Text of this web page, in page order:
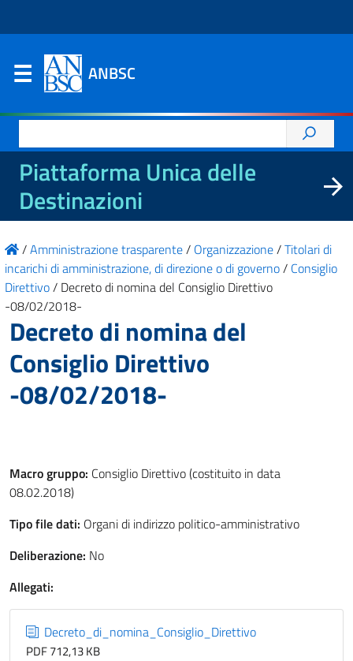
ANBSC
per:
Piattaforma Unica delle
Destinazioni
/Amministrazione trasparente/ Organizzazione/Titolari di
incarichi di amministrazione, di direzione o di governo/ Consiglio
Direttivo/ Decreto di nomina del Consiglio Direttivo
-08/02/2018-
Decreto di nomina del
Consiglio Direttivo
-08/02/2018-
Macro gruppo: Consiglio Direttivo (costituito in data
08.02.2018)
Tipo file dati: Organi di indirizzo politico-amministrativo
Deliberazione: No
Allegati:
Decreto_di_nomina_Consiglio_Direttivo
PDF 712,13 KB